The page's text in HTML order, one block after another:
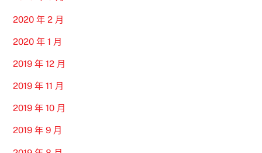
2020 年 2 月
2020 年 1 月
2019 年 12 月
2019 年 11 月
2019 年 10 月
2019 年 9 月